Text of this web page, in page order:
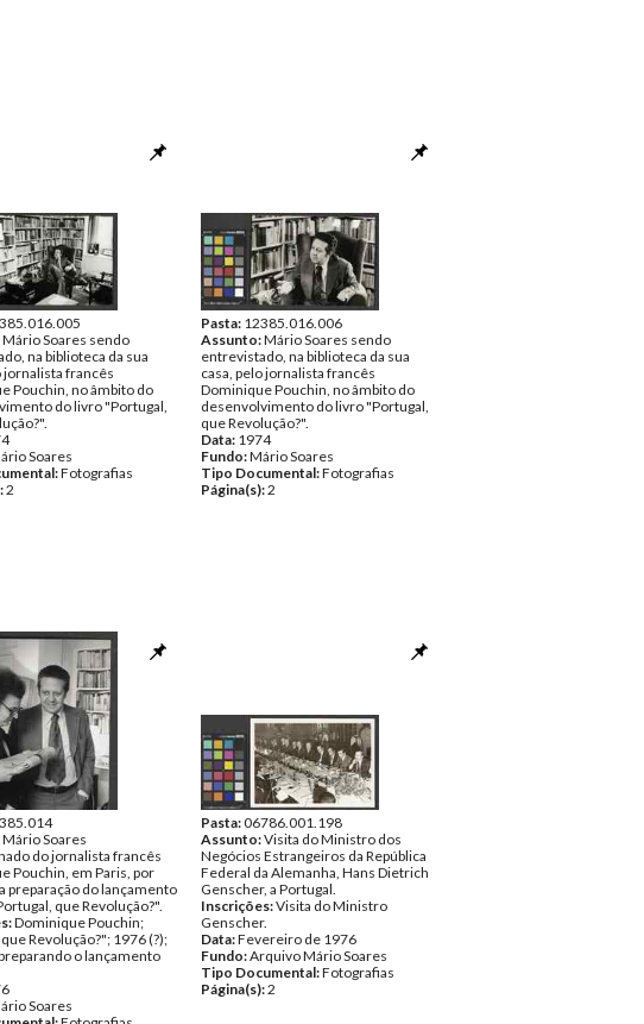
Mário Soares sendo
na biblioteca da sua
jornalista francês
Pouchin, no âmbito do
do livro "Portugal,
Soares
Fotografias
2
Pasta: 12385.016.006
Assunto:Mário Soares sendo
entrevistado, na biblioteca da sua
casa, pelo jornalista francês
Dominique Pouchin, no âmbito do
desenvolvimento do livro "Portugal,
que Revolução?".
Data: 1974
Fundo:Mário Soares
Tipo Documental:Fotografias
Página(s):2
Mário Soares
do jornalista francês
Pouchin, em Paris, por
preparação do lançamento
que Revolução?".
Dominique Pouchin;
Revolução?"; 1976 (?);
o lançamento
Soares
Pasta:06786.001.198
Assunto:Visita do Ministro dos
Negócios Estrangeiros da República
Federal da Alemanha, Hans Dietrich
Genscher, a Portugal.
Inscrições:Visita do Ministro
Genscher.
Data:Fevereiro de 1976
Fundo:Arquivo Mário Soares
Tipo Documental:Fotografias
Página(s):2